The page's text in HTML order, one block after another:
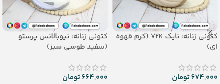
کتونی زنانه: نایک 72K (کرم قهوه
ای)
674,000تومان
کتونی زنانه: نیوبالانس پرستو
(سفید طوسی سبز)
664,000تومان